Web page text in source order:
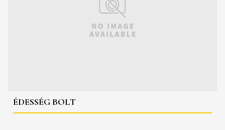
ÉDESSÉG BOLT